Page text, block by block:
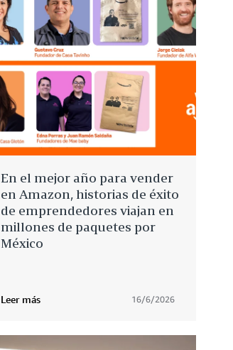
En el mejor año para vender
en Amazon, historias de éxito
de emprendedores viajan en
millones de paquetes por
México
Leer más 16/6/2026